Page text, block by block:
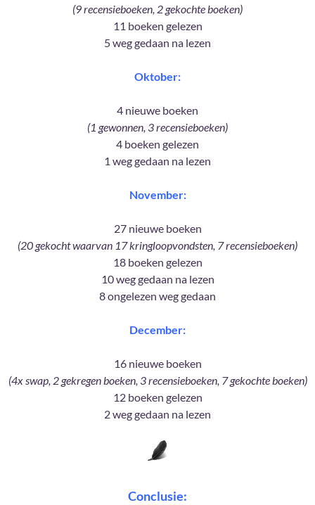
(9 recensieboeken, 2 gekochte boeken)
11 boeken gelezen
5 weg gedaan na lezen
Oktober:
4 nieuwe boeken
(1 gewonnen, 3 recensieboeken)
4 boeken gelezen
1 weg gedaan na lezen
November:
27 nieuwe boeken
(20 gekocht waarvan 17 kringloopvondsten, 7 recensieboeken)
18 boeken gelezen
10 weg gedaan na lezen
8 ongelezen weg gedaan
December:
16 nieuwe boeken
(4x swap, 2 gekregen boeken, 3 recensieboeken, 7 gekochte boeken)
12 boeken gelezen
2 weg gedaan na lezen
Conclusie: